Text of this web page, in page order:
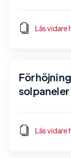
Läs vidare
solpaneler
Läs vidare